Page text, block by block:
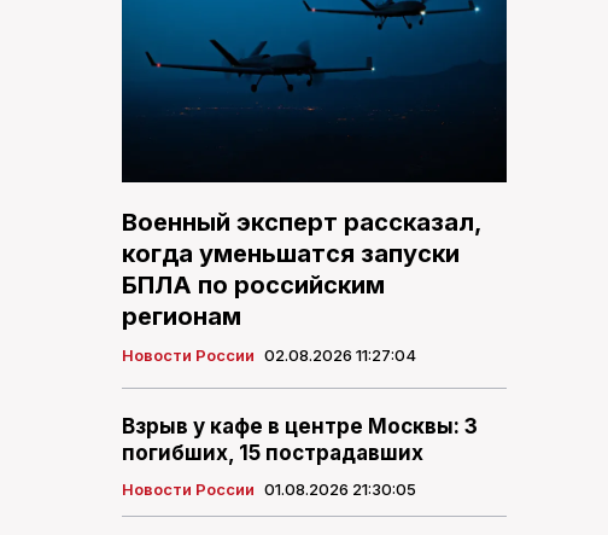
Военный эксперт рассказал,
когда уменьшатся запуски
БПЛА по российским
регионам
Новости России 02.08.2026 11:27:04
Взрыв у кафе в центре Москвы: 3
погибших, 15 пострадавших
Новости России 01.08.2026 21:30:05